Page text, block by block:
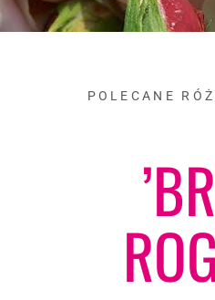
POLECANE